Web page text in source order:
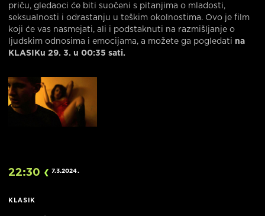
priču, gledaoci će biti suočeni s pitanjima o mladosti,
seksualnosti i odrastanju u teškim okolnostima. Ovo je film
koji će vas nasmejati, ali i podstaknuti na razmišljanje o
ljudskim odnosima i emocijama, a možete ga pogledati na
KLASIKu 29. 3. u 00:35 sati.
22:30 7.3.2024.
KLASIK